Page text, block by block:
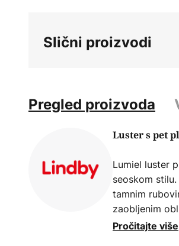
Slični proizvodi
Pregled proizvoda
Luster s pet
Lumiel luster
seoskom
tamnim
zaobljenim
Lumielu
Pročitajte više